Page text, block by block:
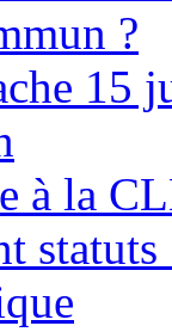
?
15
à la